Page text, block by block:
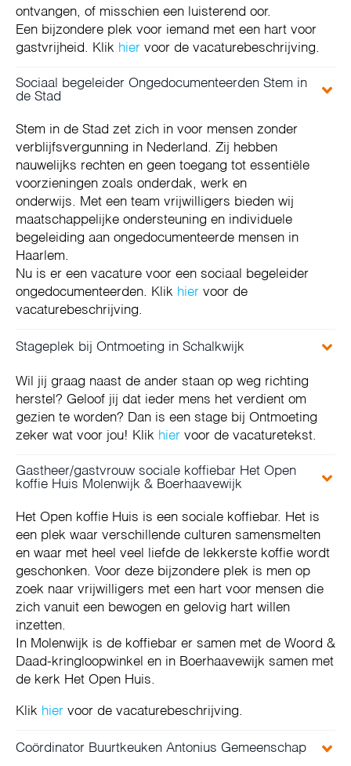
ontvangen, of misschien een luisterend oor.
Een bijzondere plek voor iemand met een hart voor
gastvrijheid. Klik hier voor de vacaturebeschrijving.
Sociaal begeleider Ongedocumenteerden Stem in
de Stad
Stem in de Stad zet zich in voor mensen zonder
verblijfsvergunning in Nederland. Zij hebben
nauwelijks rechten en geen toegang tot essentiële
voorzieningen zoals onderdak, werk en
onderwijs. Met een team vrijwilligers bieden wij
maatschappelijke ondersteuning en individuele
begeleiding aan ongedocumenteerde mensen in
Haarlem.
Nu is er een vacature voor een sociaal begeleider
ongedocumenteerden. Klik hier voor de
vacaturebeschrijving.
Stageplek bij Ontmoeting in Schalkwijk
Wil jij graag naast de ander staan op weg richting
herstel? Geloof jij dat ieder mens het verdient om
gezien te worden? Dan is een stage bij Ontmoeting
zeker wat voor jou! Klik hier voor de vacaturetekst.
Gastheer/gastvrouw sociale koffiebar Het Open
koffie Huis Molenwijk & Boerhaavewijk
Het Open koffie Huis is een sociale koffiebar. Het is
een plek waar verschillende culturen samensmelten
en waar met heel veel liefde de lekkerste koffie wordt
geschonken. Voor deze bijzondere plek is men op
zoek naar vrijwilligers met een hart voor mensen die
zich vanuit een bewogen en gelovig hart willen
inzetten.
In Molenwijk is de koffiebar er samen met de Woord &
Daad-kringloopwinkel en in Boerhaavewijk samen met
de kerk Het Open Huis.
Klik hier voor de vacaturebeschrijving.
Coördinator Buurtkeuken Antonius Gemeenschap